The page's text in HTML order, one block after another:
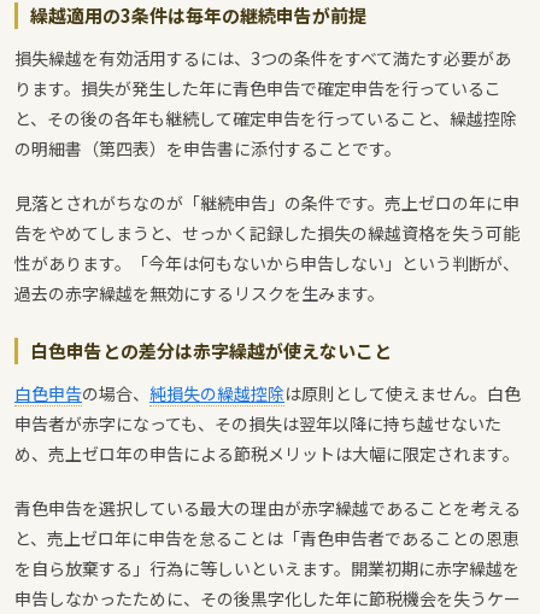
繰越適用の3条件は毎年の継続申告が前提
損失繰越を有効活用するには、3つの条件をすべて満たす必要があ
ります。損失が発生した年に青色申告で確定申告を行っているこ
と、その後の各年も継続して確定申告を行っていること、繰越控除
の明細書（第四表）を申告書に添付することです。
見落とされがちなのが「継続申告」の条件です。売上ゼロの年に申
告をやめてしまうと、せっかく記録した損失の繰越資格を失う可能
性があります。「今年は何もないから申告しない」という判断が、
過去の赤字繰越を無効にするリスクを生みます。
白色申告との差分は赤字繰越が使えないこと
白色申告の場合、 純損失の繰越控除は原則として使えません。白色
申告者が赤字になっても、その損失は翌年以降に持ち越せないた
め、売上ゼロ年の申告による節税メリットは大幅に限定されます。
青色申告を選択している最大の理由が赤字繰越であることを考える
と、売上ゼロ年に申告を怠ることは「青色申告者であることの恩恵
を自ら放棄する」行為に等しいといえます。開業初期に赤字繰越を
申告しなかったために、その後黒字化した年に節税機会を失うケー